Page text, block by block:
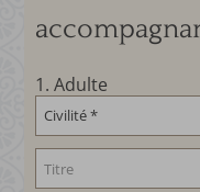
1. Adulte